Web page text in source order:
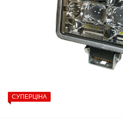
СУПЕРЦІНА